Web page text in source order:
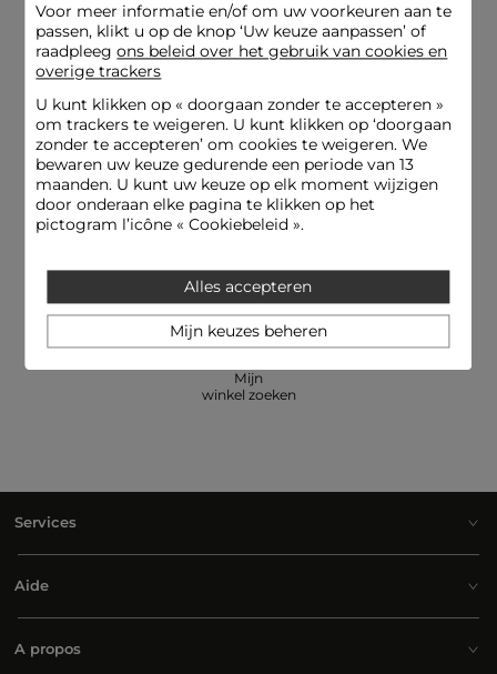
Levering en Terugzending
E-reservering: pas en betaal een
Mijn
winkel zoeken
Services
Aide
A propos
Voor meer informatie en/of om uw voorkeuren aan te
passen, klikt u op de knop ‘Uw keuze aanpassen’ of
raadpleegons beleid over het gebruik van cookies en
overige trackers
U kunt klikken op « doorgaan zonder te accepteren»
om trackers te weigeren. U kunt klikken op ‘doorgaan
zonder te accepteren’ om cookies te weigeren. We
bewaren uw keuze gedurende een periode van 13
maanden. U kunt uw keuze op elk moment wijzigen
door onderaan elke pagina te klikken op het
pictogram l’icône « Cookiebeleid ».
Alles accepteren
Mijn keuzes beheren